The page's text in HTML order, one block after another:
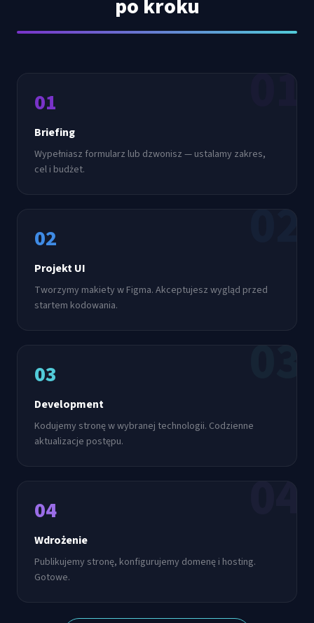
po kroku
01
Briefing
Wypełniasz formularz lub dzwonisz — ustalamy zakres,
cel i budżet.
02
Projekt UI
Tworzymy makiety w Figma. Akceptujesz wygląd przed
startem kodowania.
03
Development
Kodujemy stronę w wybranej technologii. Codzienne
aktualizacje postępu.
04
Wdrożenie
Publikujemy stronę, konfigurujemy domenę i hosting.
Gotowe.